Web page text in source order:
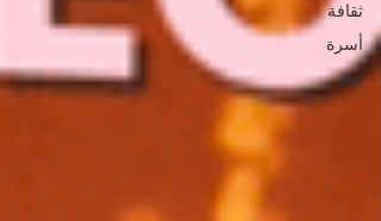
ثقافة
أسرة
بيئة